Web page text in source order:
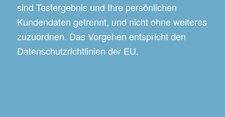
sind Testergebnis und Ihre persönlichen
Kundendaten getrennt, und nicht ohne weiteres
zuzuordnen. Das Vorgehen entspricht den
Datenschutzrichtlinien der EU.